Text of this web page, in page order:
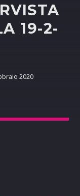
19-2-
2020